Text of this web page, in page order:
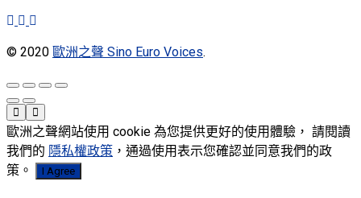
© 2020 歐洲之聲 Sino Euro Voices.
歐洲之聲網站使用 cookie 為您提供更好的使用體驗， 請閱讀
我們的 隱私權政策 ，通過使用表示您確認並同意我們的政
策。
I Agree